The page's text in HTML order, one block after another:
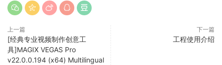
上一篇
[经典专业视频制作创意工
具]MAGIX VEGAS Pro
v22.0.0.194 (x64) Multilingual
下一篇
工程使用介绍